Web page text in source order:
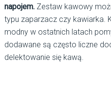
napojem.Zestaw kawowy
typu zaparzacz czy kawiarka.
modny w ostatnich latach
dodawane są często liczne
delektowanie się kawą.